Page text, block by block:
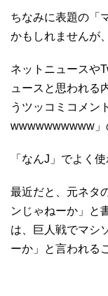
ちなみに表題の「
かもしれませんが
ネットニュースや
ュースと思われる
うツッコミコメン
wwwwwwwwww」
「なんJ」でよく
最近だと、元ネタ
ンじゃねーか」と
は、巨人戦でマシ
ーか」と言われる